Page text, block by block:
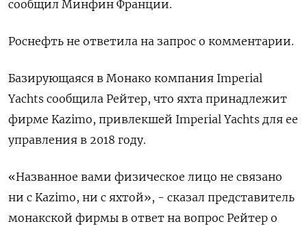
сообщил Минфин Франции.
Роснефть не ответила на запрос о комментарии.
Базирующаяся в Монако компания Imperial
Yachts сообщила Рейтер, что яхта принадлежит
фирме Kazimo, привлекшей Imperial Yachts для ее
управления в 2018 году.
«Названное вами физическое лицо не связано
ни с Kazimo, ни с яхтой», - сказал представитель
монакской фирмы в ответ на вопрос Рейтер о